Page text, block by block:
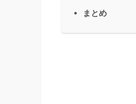
まとめ